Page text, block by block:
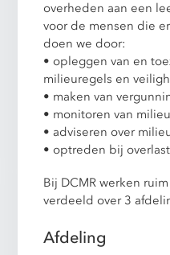
overheden aan een
voor de mensen die
doen we door:
• opleggen van en
milieuregels en
• maken van
• monitoren van
• adviseren over
• optreden bij
Bij DCMR werken
verdeeld over 3
Afdeling